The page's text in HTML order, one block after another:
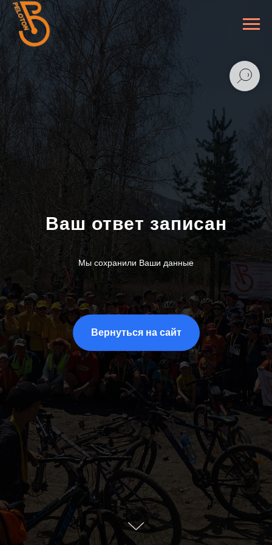
Ваш ответ записан
Мы сохранили Ваши данные
Вернуться на сайт